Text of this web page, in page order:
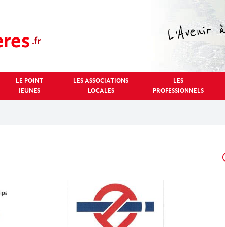
LE POINT
JEUNES
LES ASSOCIATIONS
LOCALES
LES
PROFESSIONNELS